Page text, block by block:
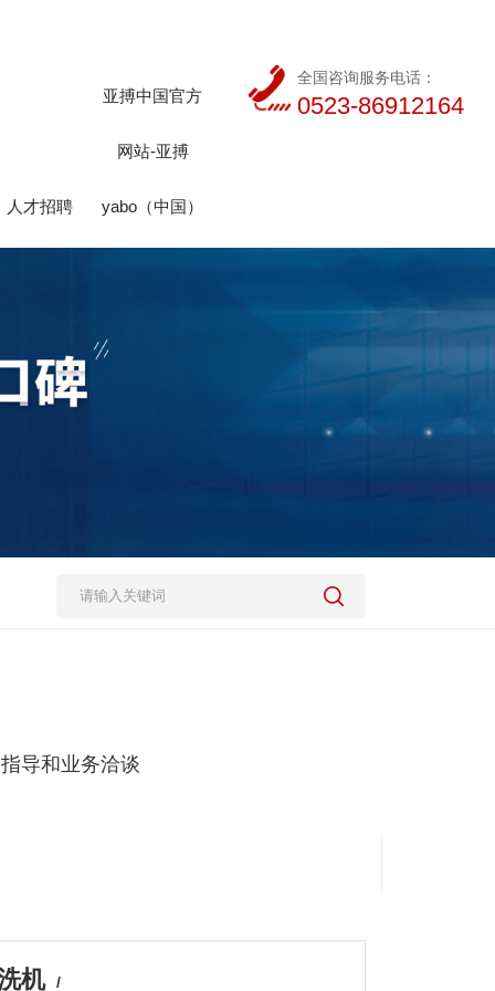
人才招聘
亚搏中国官方
网站-亚搏
yabo（中国）
全国咨询服务电话：
0523-86912164
导和业务洽谈
机 /